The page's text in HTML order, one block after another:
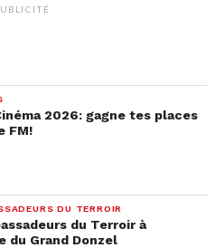
2026: gagne tes places
FM!
DU TERROIR
du Terroir à
du Grand Donzel